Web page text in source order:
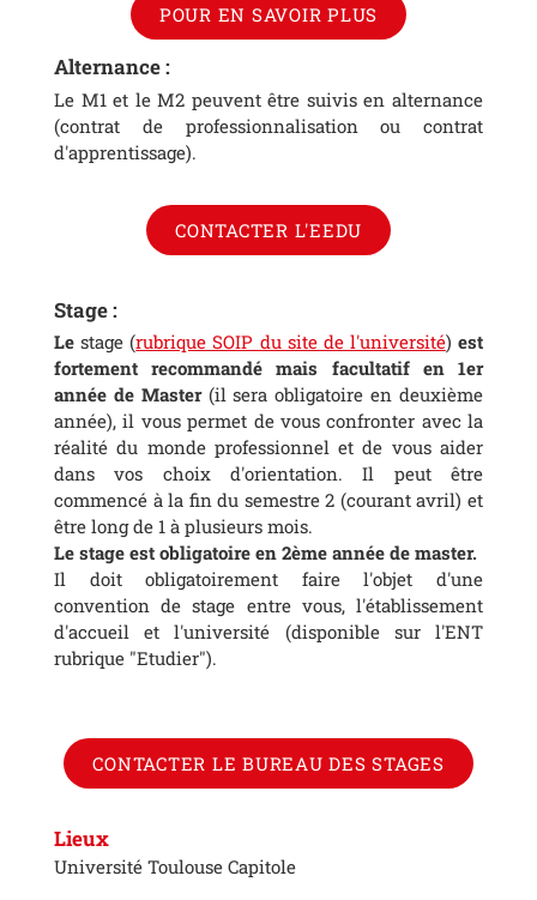
POUR EN SAVOIR PLUS
Alternance :
Le M1 et le M2 peuvent être suivis en alternance
(contrat de professionnalisation ou contrat
d'apprentissage).
CONTACTER L'EEDU
Stage :
Lestage (rubrique SOIP du site de l'université) est
fortement recommandé mais facultatif en 1er
année de Master(il sera obligatoire en deuxième
année), il vous permet de vous confronter avec la
réalité du monde professionnel et de vous aider
dans vos choix d'orientation. Il peut être
commencé à la fin du semestre 2 (courant avril) et
être long de 1 à plusieurs mois.
Le stage est obligatoire en 2ème année de master.
Il doit obligatoirement faire l'objet d'une
convention de stage entre vous, l'établissement
d'accueil et l'université (disponible sur l'ENT
rubrique "Etudier").
CONTACTER LE BUREAU DES STAGES
Lieux
Université Toulouse Capitole